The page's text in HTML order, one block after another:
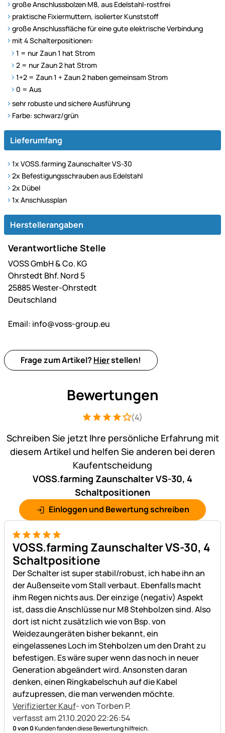
große Anschlussbolzen M8, aus Edelstahl-rostfrei
praktische Fixiermuttern, isolierter Kunststoff
große Anschlussfläche für eine gute elektrische Verbindung
mit 4 Schalterpositionen:
1 = nur Zaun 1 hat Strom
2 = nur Zaun 2 hat Strom
1+2 = Zaun 1 + Zaun 2 haben gemeinsam Strom
0 = Aus
sehr robuste und sichere Ausführung
Farbe: schwarz/grün
Lieferumfang
1x VOSS.farming Zaunschalter VS-30
2x Befestigungsschrauben aus Edelstahl
2x Dübel
1x Anschlussplan
Herstellerangaben
Verantwortliche Stelle
VOSS GmbH & Co. KG
Ohrstedt Bhf. Nord 5
25885 Wester-Ohrstedt
Deutschland
Email: info@voss-group.eu
Frage zum Artikel? Hierstellen!
Bewertungen
Bewertung: 4 von 5 (4 Bewertungen)
4 Bewertungen
(4)
Schreiben Sie jetzt Ihre persönliche Erfahrung mit
diesem Artikel und helfen Sie anderen bei deren
Kaufentscheidung
VOSS.farming Zaunschalter VS-30, 4
Schaltpositionen
Einloggen und Bewertung schreiben
5 von 5
VOSS.farming Zaunschalter VS-30, 4
Schaltpositione
Der Schalter ist super stabil/robust, ich habe ihn an
der Außenseite vom Stall verbaut. Ebenfalls macht
ihm Regen nichts aus. Der einzige (negativ) Aspekt
ist, dass die Anschlüsse nur M8 Stehbolzen sind. Also
dort ist nicht zusätzlich wie von Bsp. von
Weidezaungeräten bisher bekannt, ein
eingelassenes Loch im Stehbolzen um den Draht zu
befestigen. Es wäre super wenn das noch in neuer
Generation abgeändert wird. Ansonsten daran
denken, einen Ringkabelschuh auf die Kabel
aufzupressen, die man verwenden möchte.
Verifizierter Kauf- von Torben P.
verfasst am 21.10.2020 22:26:54
0 von 0Kunden fanden diese Bewertung hilfreich.